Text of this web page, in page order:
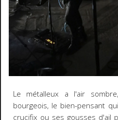
Le métalleux a l'air
bourgeois, le bien-pensant
crucifix ou ses gousses d'ail